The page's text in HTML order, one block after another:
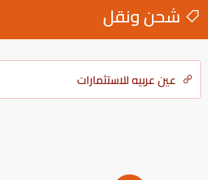
شحن ونقل
عين عربيه للاستثمارات